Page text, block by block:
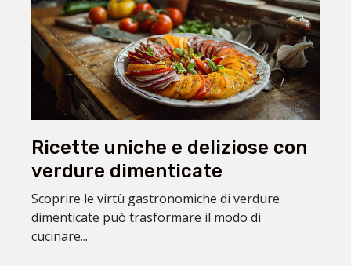
Ricette uniche e deliziose con
verdure dimenticate
Scoprire le virtù gastronomiche di verdure
dimenticate può trasformare il modo di
cucinare...